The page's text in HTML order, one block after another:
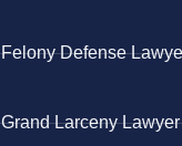
Felony Defense
Grand Larceny Lawyer